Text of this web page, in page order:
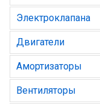
Электроклапана
Двигатели
Амортизаторы
Вентиляторы